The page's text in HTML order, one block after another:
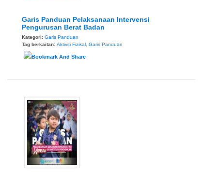
Garis Panduan Pelaksanaan Intervensi
Pengurusan Berat Badan
Kategori: Garis Panduan
Tag berkaitan: Aktiviti Fizikal, Garis Panduan